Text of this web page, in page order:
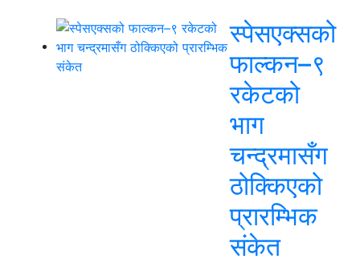
स्पेसएक्सको
फाल्कन–९
रकेटको
भाग
चन्द्रमासँग
ठोक्किएको
प्रारम्भिक
संकेत